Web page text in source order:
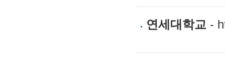
연세대학교 -